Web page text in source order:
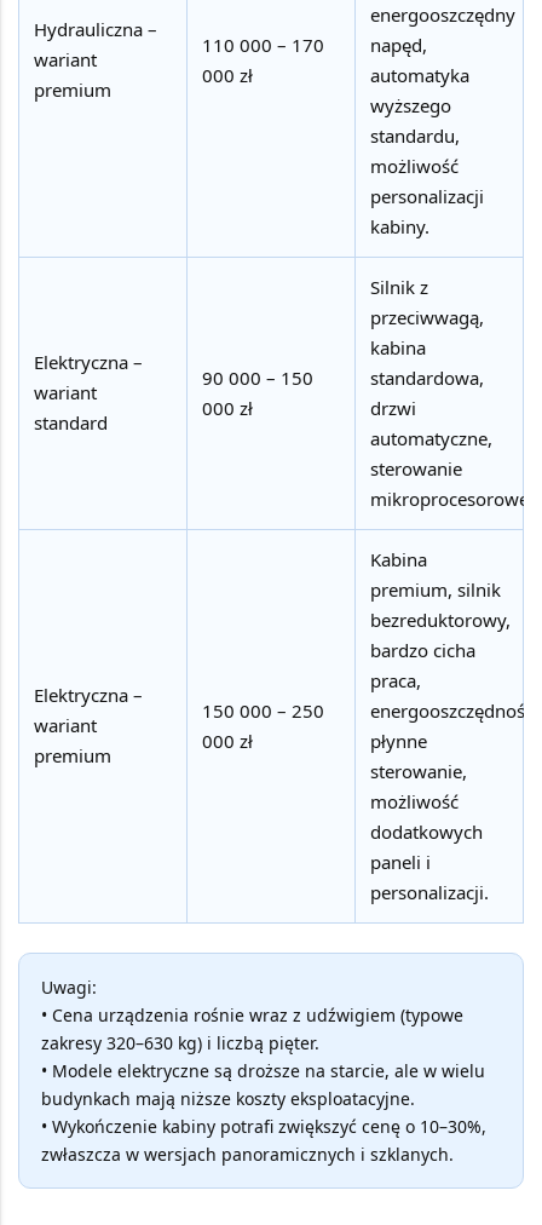
Hydrauliczna –
wariant
premium
110 000 – 170
000 zł
energooszczędny
napęd,
automatyka
wyższego
standardu,
możliwość
personalizacji
kabiny.
Elektryczna –
wariant
standard
90 000 – 150
000 zł
Silnik z
przeciwwagą,
kabina
standardowa,
drzwi
automatyczne,
sterowanie
mikroprocesorowe.
Elektryczna –
wariant
premium
150 000 – 250
000 zł
Kabina
premium, silnik
bezreduktorowy,
bardzo cicha
praca,
energooszczędność,
płynne
sterowanie,
możliwość
dodatkowych
paneli i
personalizacji.
Uwagi:
• Cena urządzenia rośnie wraz z udźwigiem (typowe
zakresy 320–630 kg) i liczbą pięter.
• Modele elektryczne są droższe na starcie, ale w wielu
budynkach mają niższe koszty eksploatacyjne.
• Wykończenie kabiny potrafi zwiększyć cenę o 10–30%,
zwłaszcza w wersjach panoramicznych i szklanych.